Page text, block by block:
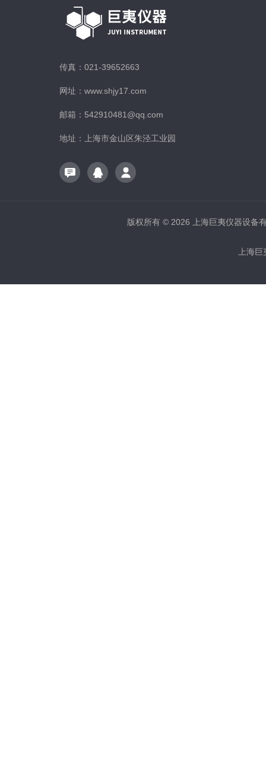
传真：021-39652663
网址：www.shjy17.com
邮箱：542910481@qq.com
地址：上海市金山区朱泾工业园
版权所有 © 2026 上海巨夷仪器设
上海